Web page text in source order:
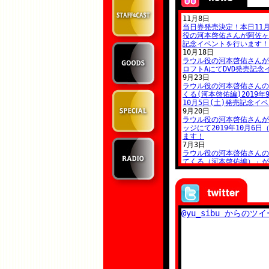
@yu_sibu からのツイ